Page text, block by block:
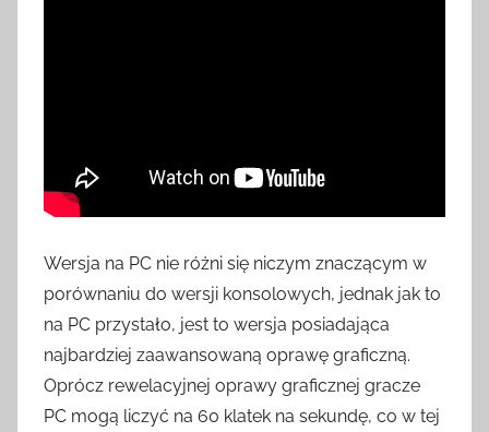
Wersja na PC nie różni się niczym znaczącym w
porównaniu do wersji konsolowych, jednak jak to
na PC przystało, jest to wersja posiadająca
najbardziej zaawansowaną oprawę graficzną.
Oprócz rewelacyjnej oprawy graficznej gracze
PC mogą liczyć na 60 klatek na sekundę, co w tej